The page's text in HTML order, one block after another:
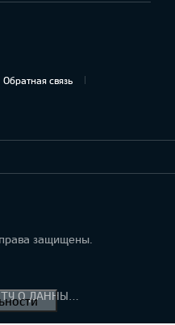
Обратная связь
защищены.